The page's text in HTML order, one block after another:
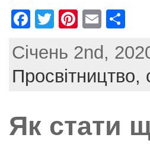
F
c
e
o
T
itt
er
Pi
er
e
E
ai
l
ar
e
Січень 2nd,
Просвітництво,
Як стати